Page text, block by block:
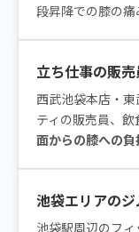
段昇降での膝の痛
立ち仕事の販
西武池袋本店・
ティの販売員、
面からの膝への負
池袋エリアの
池袋駅周辺のフ